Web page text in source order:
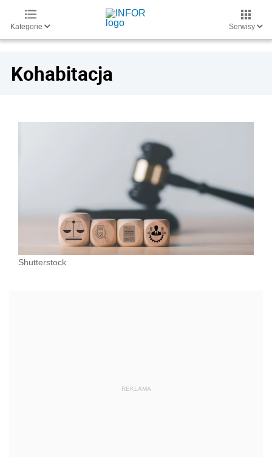
Kategorie Serwisy
Kohabitacja
Shutterstock